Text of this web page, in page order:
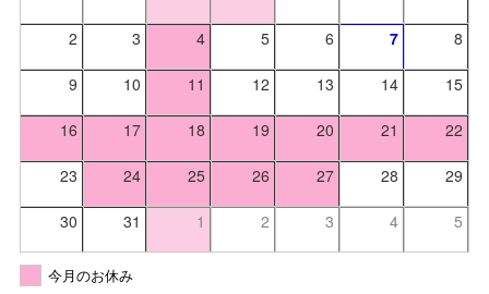
2 3 4 5 6 7 8
9 10 11 12 13 14 15
16 17 18 19 20 21 22
23 24 25 26 27 28 29
30 31 1 2 3 4 5
今月のお休み